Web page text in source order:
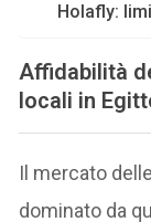
Holafly:
Affidabilità
locali in
Il mercato
dominato da